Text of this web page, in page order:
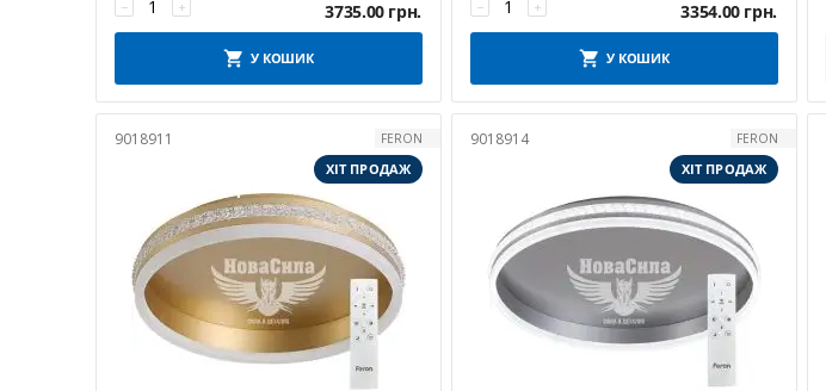
+
− 3735.00 грн.
У КОШИК
+
− 3354.00 грн.
У КОШИК
9018911
FERON
ХІТ ПРОДАЖ
9018914
FERON
ХІТ ПРОДАЖ